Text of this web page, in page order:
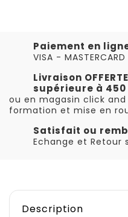
Paiement en
VISA - MASTERCARD
Livraison
supérieure à 450
ou en magasin click
formation et mise en
Satisfait ou
Echange et Retour
Description